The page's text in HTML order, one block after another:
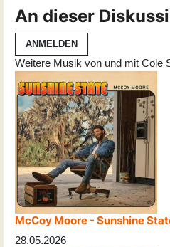
An dieser
ANMELDEN
Weitere Musik von und mit Cole
McCoy Moore - Sunshine
28.05.2026